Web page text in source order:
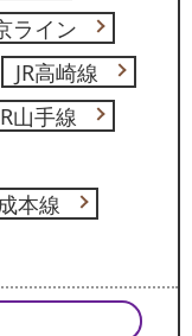
ライン
JR高崎線
山手線
本線